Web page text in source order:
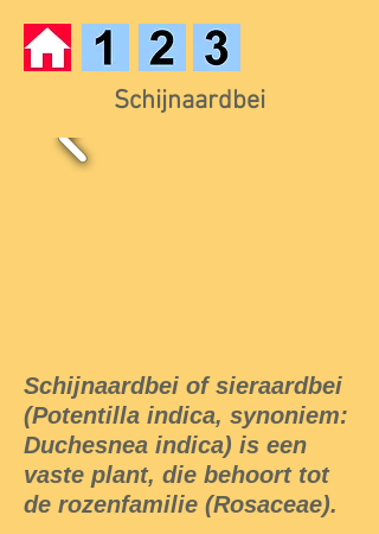
Schijnaardbei
Schijnaardbei of sieraardbei
(Potentilla indica, synoniem:
Duchesnea indica) is een
vaste plant, die behoort tot
de rozenfamilie (Rosaceae).